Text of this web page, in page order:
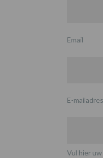
Email
E-mailadres
Vul hier